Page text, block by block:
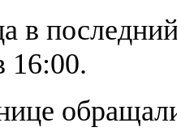
в
16:00.